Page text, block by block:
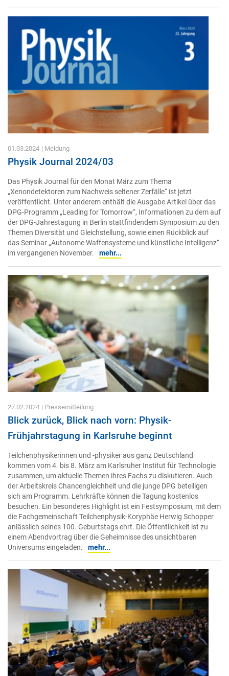
01.03.2024 | Meldung
Physik Journal 2024/03
Das Physik Journal für den Monat März zum Thema
„Xenondetektoren zum Nachweis seltener Zerfälle“ ist jetzt
veröffentlicht. Unter anderem enthält die Ausgabe Artikel über das
DPG-Programm „Leading for Tomorrow“, Informationen zu dem auf
der DPG-Jahrestagung in Berlin stattfindendem Symposium zu den
Themen Diversität und Gleichstellung, sowie einen Rückblick auf
das Seminar „Autonome Waffensysteme und künstliche Intelligenz“
im vergangenen November.
mehr...
27.02.2024 | Pressemitteilung
Blick zurück, Blick nach vorn: Physik-
Frühjahrstagung in Karlsruhe beginnt
Teilchenphysikerinnen und -physiker aus ganz Deutschland
kommen vom 4. bis 8. März am Karlsruher Institut für Technologie
zusammen, um aktuelle Themen ihres Fachs zu diskutieren. Auch
der Arbeitskreis Chancengleichheit und die junge DPG beteiligen
sich am Programm. Lehrkräfte können die Tagung kostenlos
besuchen. Ein besonderes Highlight ist ein Festsymposium, mit dem
die Fachgemeinschaft Teilchenphysik-Koryphäe Herwig Schopper
anlässlich seines 100. Geburtstags ehrt. Die Öffentlichkeit ist zu
einem Abendvortrag über die Geheimnisse des unsichtbaren
Universums eingeladen.
mehr...